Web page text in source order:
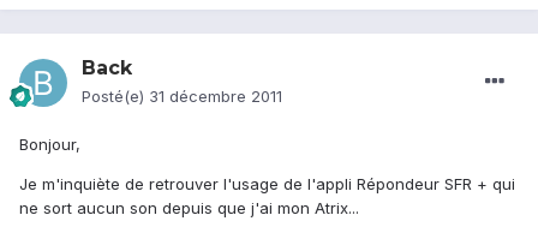
Back
Posté(e) 31 décembre 2011
Bonjour,
Je m'inquiète de retrouver l'usage de l'appli Répondeur SFR + qui
ne sort aucun son depuis que j'ai mon Atrix...